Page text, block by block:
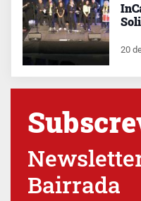
20
Bairrada